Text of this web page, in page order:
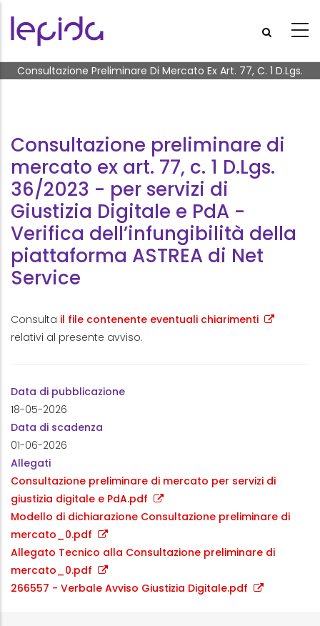
Briciole di pane
Consultazione Preliminare Di Mercato Ex Art. 77, C. 1 D.Lgs.
Consultazione preliminare di
mercato ex art. 77, c. 1 D.Lgs.
36/2023 - per servizi di
Giustizia Digitale e PdA -
Verifica dell’infungibilità della
piattaforma ASTREA di Net
Service
Consulta il file contenente eventuali chiarimenti
relativi al presente avviso.
Data di pubblicazione
18-05-2026
Data di scadenza
01-06-2026
Allegati
Consultazione preliminare di mercato per servizi di
giustizia digitale e PdA.pdf
Modello di dichiarazione Consultazione preliminare di
mercato_0.pdf
Allegato Tecnico alla Consultazione preliminare di
mercato_0.pdf
266557 - Verbale Avviso Giustizia Digitale.pdf